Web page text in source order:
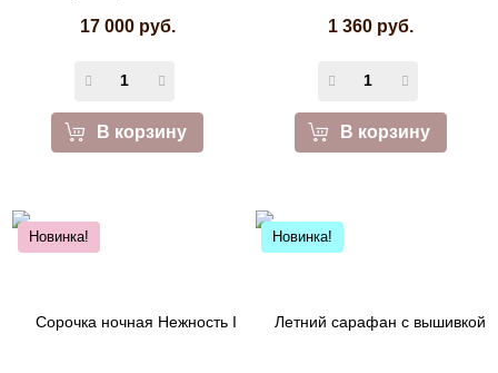
17 000 руб.
В корзину
1 360 руб.
В корзину
Новинка! Новинка!